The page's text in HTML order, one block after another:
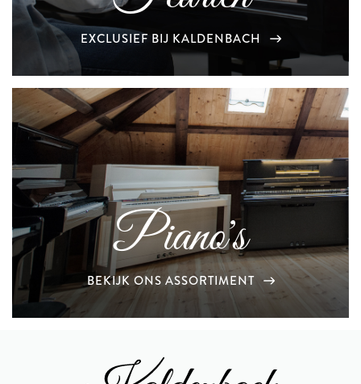
EXCLUSIEF BIJ KALDENBACH
Piano's
BEKIJK ONS ASSORTIMENT